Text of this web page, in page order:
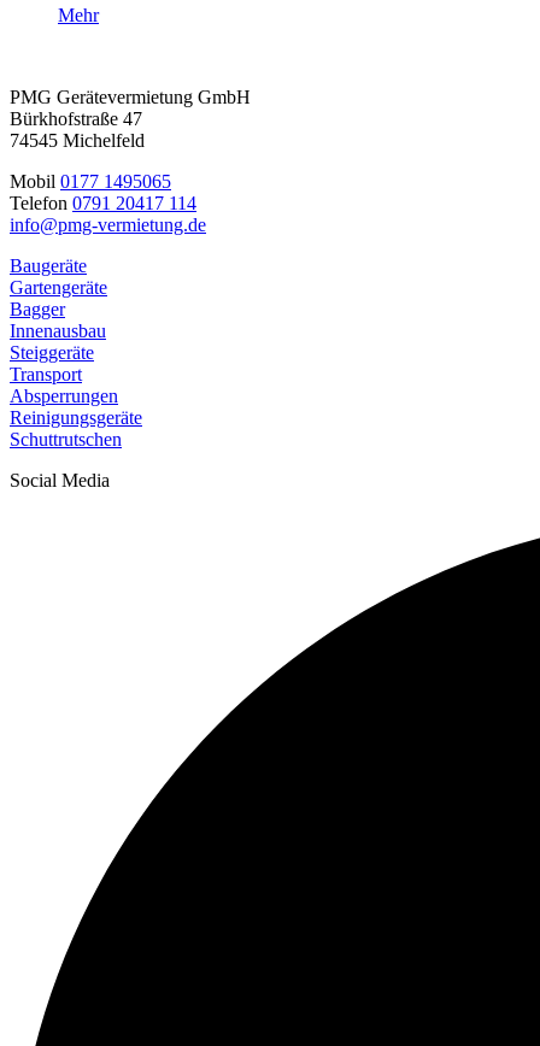
Mehr
PMG Gerätevermietung GmbH
Bürkhofstraße 47
74545 Michelfeld
Mobil 0177 1495065
Telefon 0791 20417 114
info@pmg-vermietung.de
Baugeräte
Gartengeräte
Bagger
Innenausbau
Steiggeräte
Transport
Absperrungen
Reinigungsgeräte
Schuttrutschen
Social Media